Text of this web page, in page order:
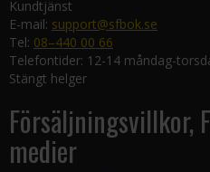
Kundtjänst
E-mail: support@sfbok.se
Tel: 08–440 00 66
Telefontider: 12-14 måndag-
Stängt helger
Försäljningsvillkor,
medier